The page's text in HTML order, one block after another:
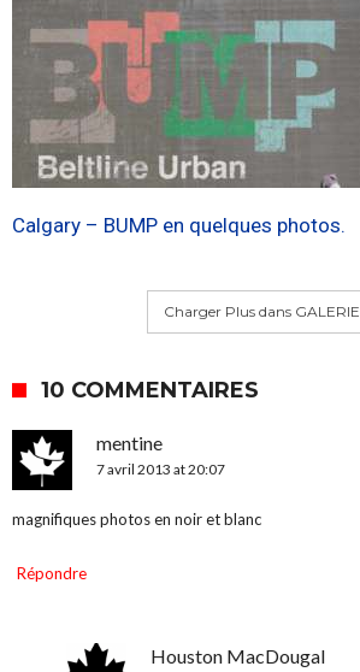
Calgary – BUMP en quelques photos.
Charger Plus dans GALERIE
10 COMMENTAIRES
mentine
7 avril 2013 at 20:07
magnifiques photos en noir et blanc
Répondre
Houston MacDougal